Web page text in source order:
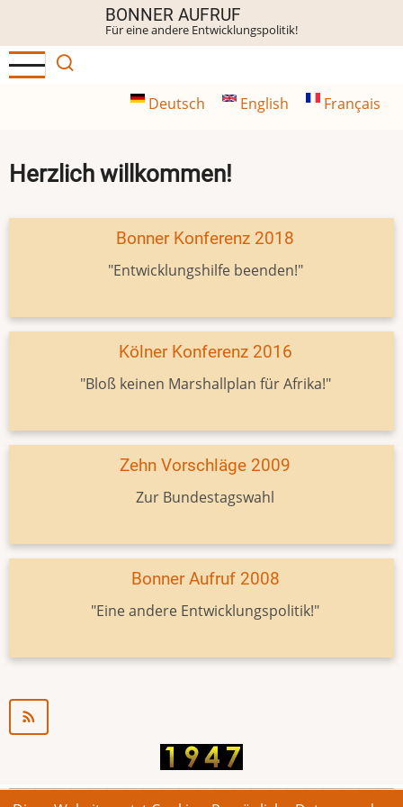
Inhalt
BONNER AUFRUF
Für eine andere Entwicklungspolitik!
Deutsch English Français
Herzlich willkommen!
Bonner Konferenz 2018
"Entwicklungshilfe beenden!"
Kölner Konferenz 2016
"Bloß keinen Marshallplan für Afrika!"
Zehn Vorschläge 2009
Zur Bundestagswahl
Bonner Aufruf 2008
"Eine andere Entwicklungspolitik!"